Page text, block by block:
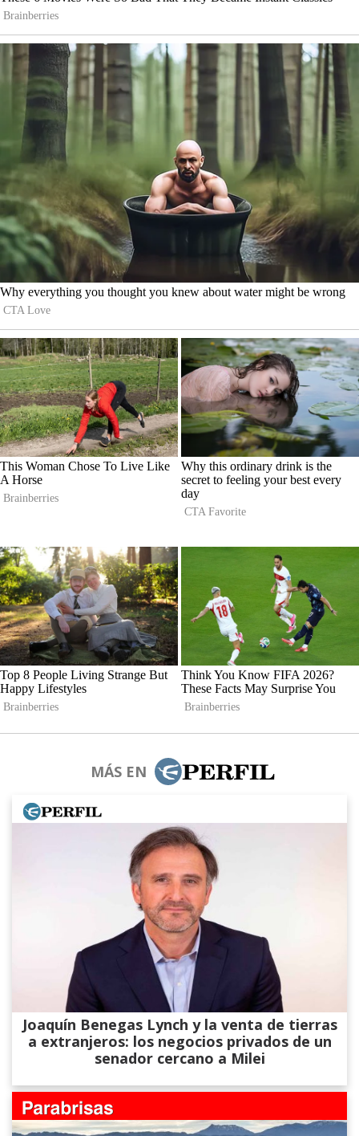
MÁS EN
Joaquín Benegas Lynch y la venta de tierras
a extranjeros: los negocios privados de un
senador cercano a Milei